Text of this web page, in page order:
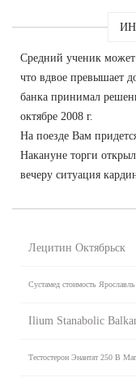
Средний ученик может
что вдвое превышает
банка принимал
октябре 2008 г.
На поезде Вам
Накануне торги
вечеру ситуация
Лецитин Октябрьск
Сустамед стоимость Ярославль
Ilium Stanabolic
Тестостерон Энантат 250 В